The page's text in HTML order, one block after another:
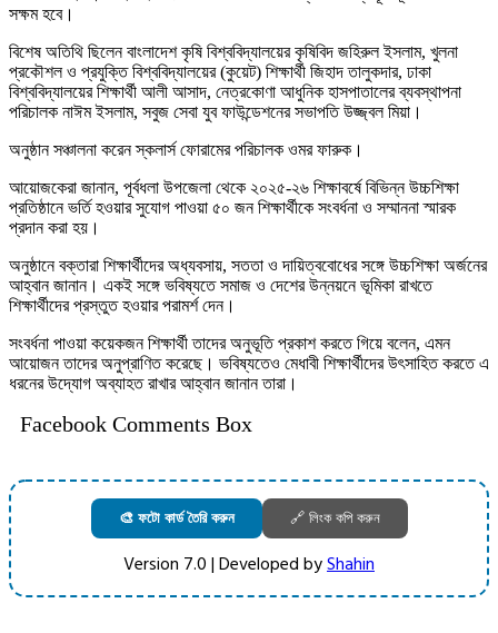
সক্ষম হবে।
বিশেষ অতিথি ছিলেন বাংলাদেশ কৃষি বিশ্ববিদ্যালয়ের কৃষিবিদ জহিরুল ইসলাম, খুলনা
প্রকৌশল ও প্রযুক্তি বিশ্ববিদ্যালয়ের (কুয়েট) শিক্ষার্থী জিহাদ তালুকদার, ঢাকা
বিশ্ববিদ্যালয়ের শিক্ষার্থী আলী আসাদ, নেত্রকোণা আধুনিক হাসপাতালের ব্যবস্থাপনা
পরিচালক নাঈম ইসলাম, সবুজ সেবা যুব ফাউন্ডেশনের সভাপতি উজ্জ্বল মিয়া।
অনুষ্ঠান সঞ্চালনা করেন স্কলার্স ফোরামের পরিচালক ওমর ফারুক।
আয়োজকেরা জানান, পূর্বধলা উপজেলা থেকে ২০২৫-২৬ শিক্ষাবর্ষে বিভিন্ন উচ্চশিক্ষা
প্রতিষ্ঠানে ভর্তি হওয়ার সুযোগ পাওয়া ৫০ জন শিক্ষার্থীকে সংবর্ধনা ও সম্মাননা স্মারক
প্রদান করা হয়।
অনুষ্ঠানে বক্তারা শিক্ষার্থীদের অধ্যবসায়, সততা ও দায়িত্ববোধের সঙ্গে উচ্চশিক্ষা অর্জনের
আহ্বান জানান। একই সঙ্গে ভবিষ্যতে সমাজ ও দেশের উন্নয়নে ভূমিকা রাখতে
শিক্ষার্থীদের প্রস্তুত হওয়ার পরামর্শ দেন।
সংবর্ধনা পাওয়া কয়েকজন শিক্ষার্থী তাদের অনুভূতি প্রকাশ করতে গিয়ে বলেন, এমন
আয়োজন তাদের অনুপ্রাণিত করেছে। ভবিষ্যতেও মেধাবী শিক্ষার্থীদের উৎসাহিত করতে এ
ধরনের উদ্যোগ অব্যাহত রাখার আহ্বান জানান তারা।
Facebook Comments Box
🎨 ফটো কার্ড তৈরি করুন 🔗 লিংক কপি করুন
Version 7.0 | Developed byShahin